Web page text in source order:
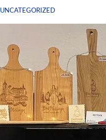
UNCATEGORIZED